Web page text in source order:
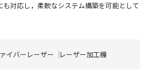
も対応し，柔軟なシステム構築を可能として
イバーレーザー レーザー加工機